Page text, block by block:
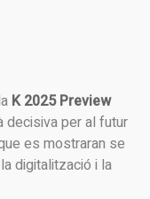
K 2025 Preview
decisiva per al futur
es mostraran se
digitalització i la